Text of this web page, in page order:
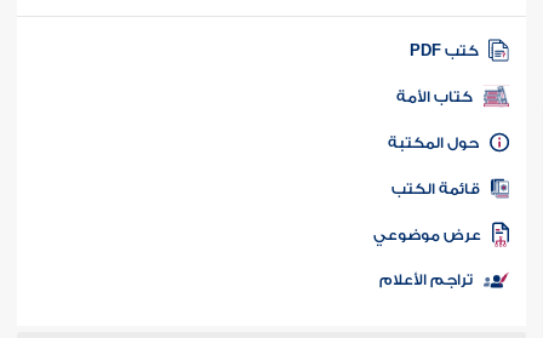
كتب PDF
كتاب الأمة
المكتبة
الكتب
موضوعي